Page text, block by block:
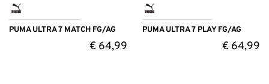
PUMA ULTRA 7 MATCH FG/AG
€64,99
PUMA ULTRA 7 PLAY FG/AG
€ 64,99